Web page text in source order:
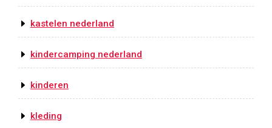
kastelen nederland
kindercamping nederland
kinderen
kleding